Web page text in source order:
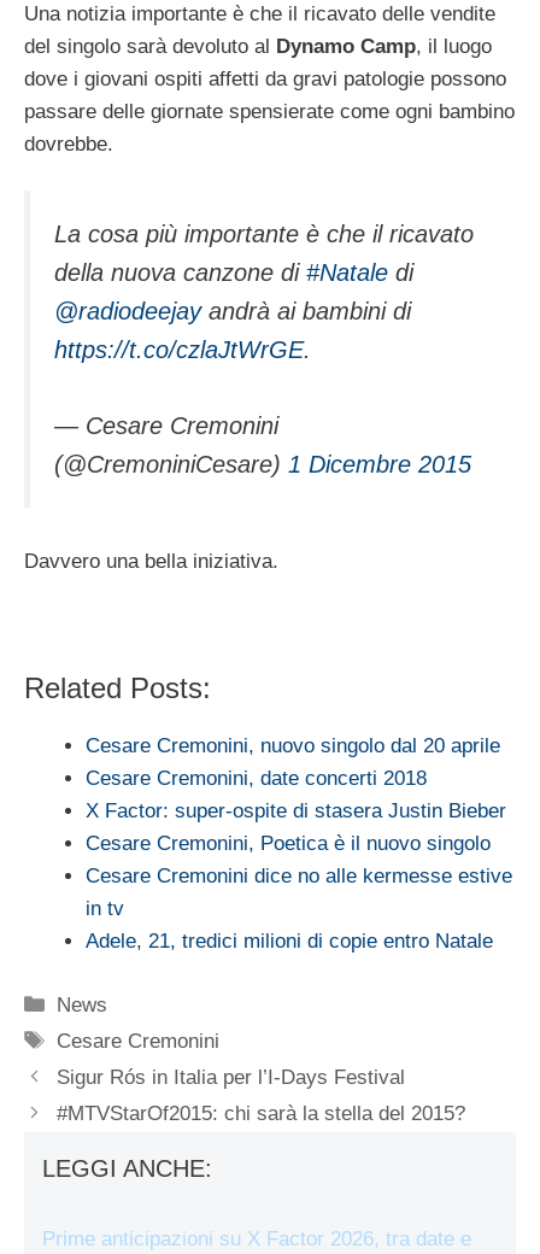
Una notizia importante è che il ricavato delle vendite
del singolo sarà devoluto al Dynamo Camp, il luogo
dove i giovani ospiti affetti da gravi patologie possono
passare delle giornate spensierate come ogni bambino
dovrebbe.
La cosa più importante è che il ricavato
della nuova canzone di #Natale di
@radiodeejayandrà ai bambini di
https://t.co/czlaJtWrGE.
— Cesare Cremonini
(@CremoniniCesare) 1 Dicembre 2015
Davvero una bella iniziativa.
Related Posts:
Cesare Cremonini, nuovo singolo dal 20 aprile
Cesare Cremonini, date concerti 2018
X Factor: super-ospite di stasera Justin Bieber
Cesare Cremonini, Poetica è il nuovo singolo
Cesare Cremonini dice no alle kermesse estive
in tv
Adele, 21, tredici milioni di copie entro Natale
Categorie
News
Tag
Cesare Cremonini
Sigur Rós in Italia per l’I-Days Festival
#MTVStarOf2015: chi sarà la stella del 2015?
LEGGI ANCHE:
Prime anticipazioni su X Factor 2026, tra date e